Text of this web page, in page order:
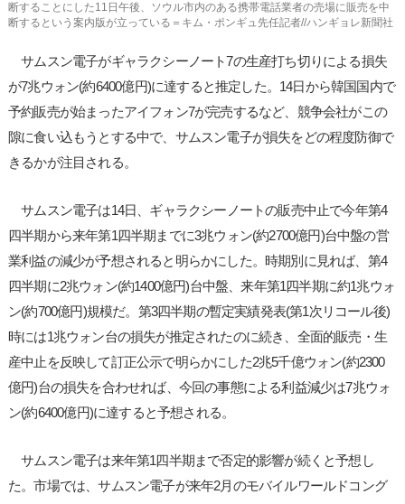
断することにした11日午後、ソウル市内のある携帯電話業者の売場に販売を中
断するという案内版が立っている＝キム・ポンギュ先任記者//ハンギョレ新聞社
サムスン電子がギャラクシーノート7の生産打ち切りによる損失
が7兆ウォン(約6400億円)に達すると推定した。14日から韓国国内で
予約販売が始まったアイフォン7が完売するなど、競争会社がこの
隙に食い込もうとする中で、サムスン電子が損失をどの程度防御で
きるかが注目される。
サムスン電子は14日、ギャラクシーノートの販売中止で今年第4
四半期から来年第1四半期までに3兆ウォン(約2700億円)台中盤の営
業利益の減少が予想されると明らかにした。時期別に見れば、第4
四半期に2兆ウォン(約1400億円)台中盤、来年第1四半期に約1兆ウォ
ン(約700億円)規模だ。第3四半期の暫定実績発表(第1次リコール後)
時には1兆ウォン台の損失が推定されたのに続き、全面的販売・生
産中止を反映して訂正公示で明らかにした2兆5千億ウォン(約2300
億円)台の損失を合わせれば、今回の事態による利益減少は7兆ウォ
ン(約6400億円)に達すると予想される。
サムスン電子は来年第1四半期まで否定的影響が続くと予想し
た。市場では、サムスン電子が来年2月のモバイルワールドコング